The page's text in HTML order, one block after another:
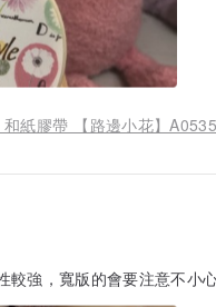
紙膠帶 【路邊小花】
較強，寬版的會要注意不小